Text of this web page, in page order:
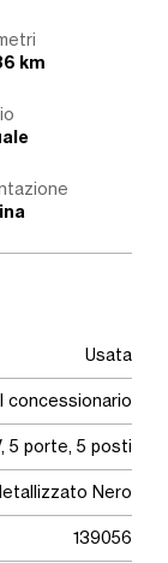
km
Usata
concessionario
5 porte, 5 posti
Nero
139056